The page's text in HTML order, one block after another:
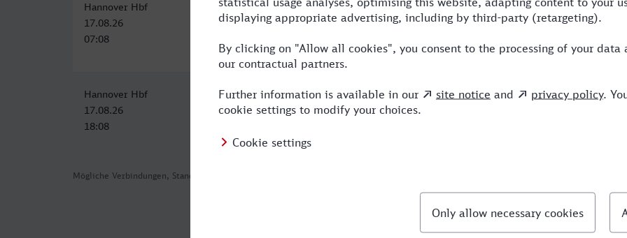
Mögliche Verbindungen, Stand: 2026-08-03 06:42
Hannover Hbf
17.08.26
07:08
Neumünster
17.08.26
3:18 2 NBE,RE,ICE
Hannover Hbf
17.08.26
18:08
Neumünster
17.08.26
3:18 2 NBE,RE,ICE